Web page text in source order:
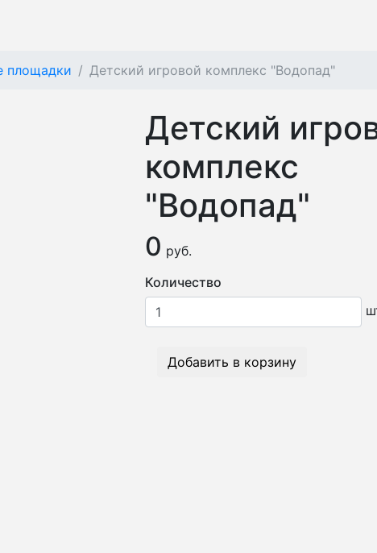
площадки Детский игровой комплекс "Водопад"
Детский
комплекс
"Водопад"
0 руб.
Количество
Добавить в корзину